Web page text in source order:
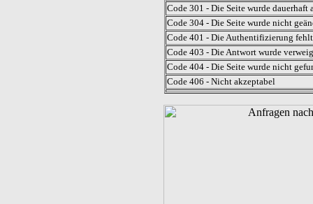
Code 301 - Die Seite wurde dauerhaft
Code 304 - Die Seite wurde nicht
Code 401 - Die Authentifizierung
Code 403 - Die Antwort wurde
Code 404 - Die Seite wurde nicht
Code 406 - Nicht akzeptabel